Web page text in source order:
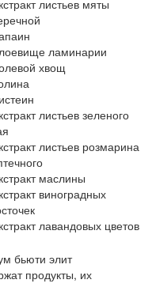
листьев мяты
ламинарии
хвощ
листьев зеленого
листьев розмарина
маслины
виноградных
лавандовых цветов
продукты, их